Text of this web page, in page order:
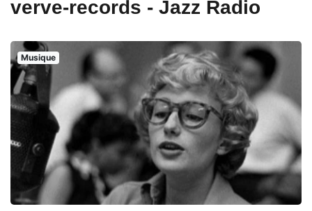
verve-records - Jazz Radio
Musique